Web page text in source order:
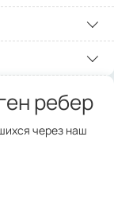
ребер
через наш